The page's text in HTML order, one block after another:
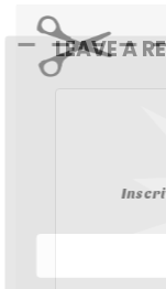
LEAVE A